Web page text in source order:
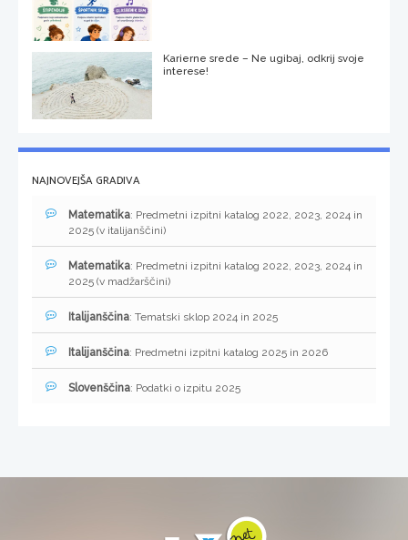
Karierne srede – Ne ugibaj, odkrij svoje
interese!
NAJNOVEJŠA GRADIVA
Matematika: Predmetni izpitni katalog 2022, 2023, 2024 in
2025 (v italijanščini)
Matematika: Predmetni izpitni katalog 2022, 2023, 2024 in
2025 (v madžarščini)
Italijanščina: Tematski sklop 2024 in 2025
Italijanščina: Predmetni izpitni katalog 2025 in 2026
Slovenščina: Podatki o izpitu 2025